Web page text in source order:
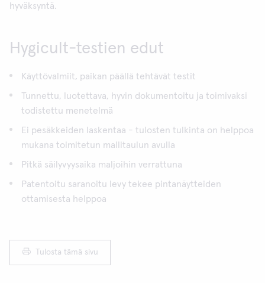
hyväksyntä.
Hygicult-testien edut
Käyttövalmiit, paikan päällä tehtävät testit
Tunnettu, luotettava, hyvin dokumentoitu ja toimivaksi
todistettu menetelmä
Ei pesäkkeiden laskentaa - tulosten tulkinta on helppoa
mukana toimitetun mallitaulun avulla
Pitkä säilyvyysaika maljoihin verrattuna
Patentoitu saranoitu levy tekee pintanäytteiden
ottamisesta helppoa
Tulosta tämä sivu